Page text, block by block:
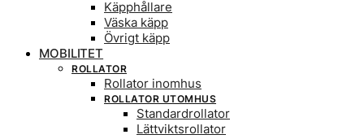
Käpphållare
Väska käpp
Övrigt käpp
MOBILITET
ROLLATOR
Rollator inomhus
ROLLATOR UTOMHUS
Standardrollator
Lättviktsrollator